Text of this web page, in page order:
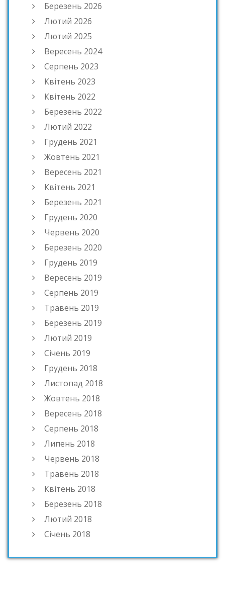
Березень 2026
Лютий 2026
Лютий 2025
Вересень 2024
Серпень 2023
Квітень 2023
Квітень 2022
Березень 2022
Лютий 2022
Грудень 2021
Жовтень 2021
Вересень 2021
Квітень 2021
Березень 2021
Грудень 2020
Червень 2020
Березень 2020
Грудень 2019
Вересень 2019
Серпень 2019
Травень 2019
Березень 2019
Лютий 2019
Січень 2019
Грудень 2018
Листопад 2018
Жовтень 2018
Вересень 2018
Серпень 2018
Липень 2018
Червень 2018
Травень 2018
Квітень 2018
Березень 2018
Лютий 2018
Січень 2018